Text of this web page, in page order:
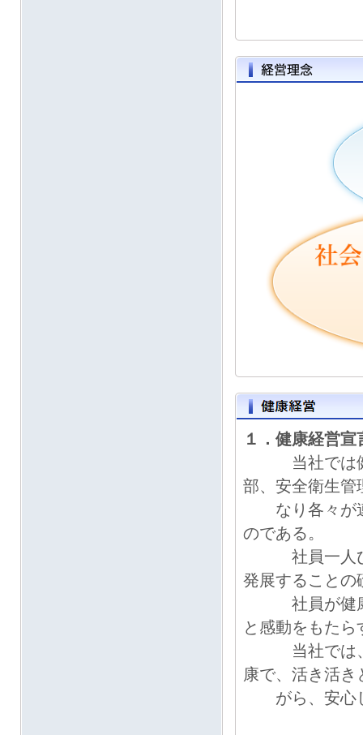
１．健康経営
当社では健
部、安全衛生管
なり各々が連
のである。
社員一人ひと
発展することの
社員が健康で
と感動をもた
当社では、社
康で、活き活
がら、安心し